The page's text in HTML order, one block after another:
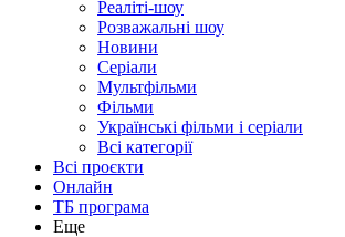
Реаліті-шоу
Розважальні шоу
Новини
Серіали
Мультфільми
Фільми
Українські фільми і серіали
Всі категорії
Всі проєкти
Онлайн
ТБ програма
Еще